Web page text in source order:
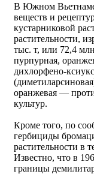
В Южном Вьетнаме
веществ и
кустарниковой
растительности,
тыс. т, или 72,4
пурпурная,
дихлорфено-
оранжевая —
культур.
Кроме того, по
гербициды
растительности в
Известно, что в
границы